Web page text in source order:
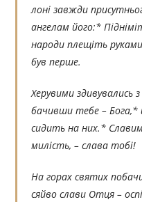
лоні завжди
ангелам його:*
народи плещіть
був перше.
Херувими здивувались
бачивши тебе – Бога,*
сидить на них.*
милість, – слава тобі!
На горах святих
сяйво слави Отця –